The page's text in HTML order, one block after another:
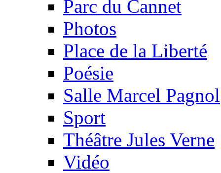
Parc du Cannet
Photos
Place de la Liberté
Poésie
Salle Marcel Pagnol
Sport
Théâtre Jules Verne
Vidéo